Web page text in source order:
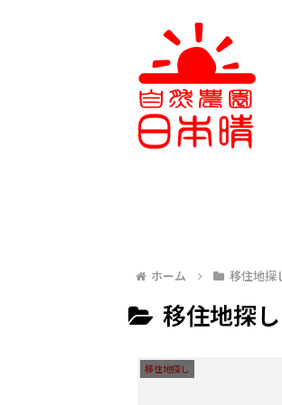
ホーム 移住地探
移住地探し
移住地探し